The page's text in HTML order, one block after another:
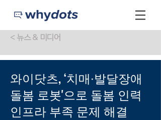
< 뉴스 & 미디어
와이닷츠, ‘치매∙발달장애
돌봄 로봇'으로 돌봄 인력
인프라 부족 문제 해결